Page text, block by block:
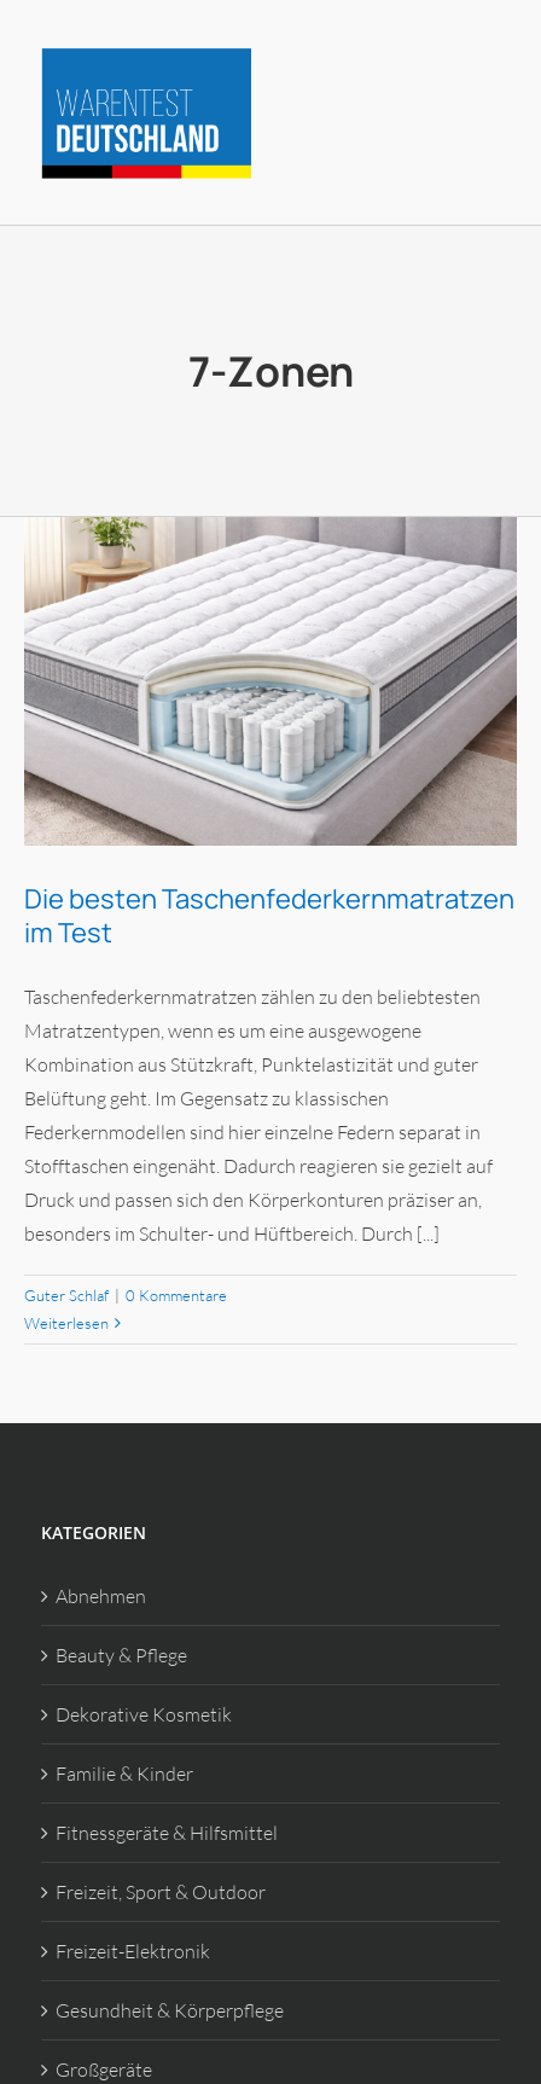
Inhalt
springen
7-Zonen
Die besten Taschenfederkernmatratzen
im Test
Taschenfederkernmatratzen zählen zu den beliebtesten
Matratzentypen, wenn es um eine ausgewogene
Kombination aus Stützkraft, Punktelastizität und guter
Belüftung geht. Im Gegensatz zu klassischen
Federkernmodellen sind hier einzelne Federn separat in
Stofftaschen eingenäht. Dadurch reagieren sie gezielt auf
Druck und passen sich den Körperkonturen präziser an,
besonders im Schulter- und Hüftbereich. Durch [...]
Guter Schlaf | 0 Kommentare
Weiterlesen
KATEGORIEN
Abnehmen
Beauty & Pflege
Dekorative Kosmetik
Familie & Kinder
Fitnessgeräte & Hilfsmittel
Freizeit, Sport & Outdoor
Freizeit-Elektronik
Gesundheit & Körperpflege
Großgeräte